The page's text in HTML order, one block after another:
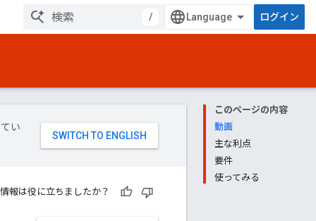
/ ログイン
このページの内容
動画
主な利点
要件
使ってみる
い
報は役に立ちましたか？